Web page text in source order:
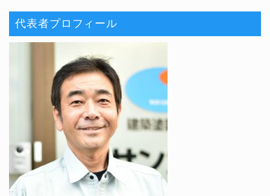
代表者プロフィール